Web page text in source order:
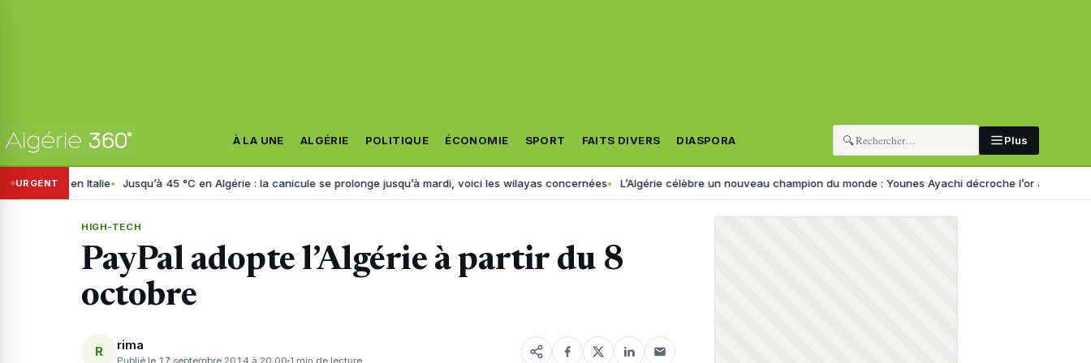
À LA UNE ALGÉRIE POLITIQUE ÉCONOMIE SPORT FAITS DIVERS DIASPORA 🔍 Plus
URGENT
Jusqu’à 45 °C en Algérie : la canicule se prolonge jusqu’à mardi, voici les wilayas concernées L’Algérie célèbre un nouveau champion du monde : Younes Ayachi décroche l’or à Eugene Corruption : 139
HIGH-TECH
PayPal adopte l’Algérie à partir du 8
octobre
R rima
Publié le 17 septembre 2014 à 20:00 1 min de lecture